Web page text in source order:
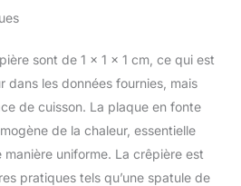
sont de 1 x 1 x 1 cm, ce qui est
dans les données fournies, mais
de cuisson. La plaque en fonte
de la chaleur, essentielle
uniforme. La crêpière est
pratiques tels qu’une spatule de